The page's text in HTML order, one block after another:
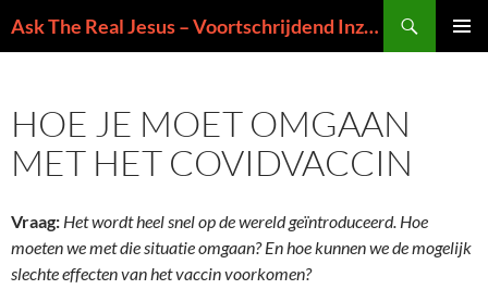
naar
Ask The Real Jesus – Voortschrijdend Inzicht in de Zin van het Leven
HOE JE MOET OMGAAN
MET HET COVIDVACCIN
Vraag: Het wordt heel snel op de wereld geïntroduceerd. Hoe
moeten we met die situatie omgaan? En hoe kunnen we de mogelijk
slechte effecten van het vaccin voorkomen?